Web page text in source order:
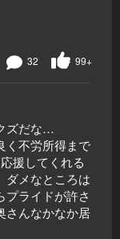
99+
32
ズだな…
く不労所得まで
援してくれる
ダメなところは
プライドが許さ
さんなかなか居